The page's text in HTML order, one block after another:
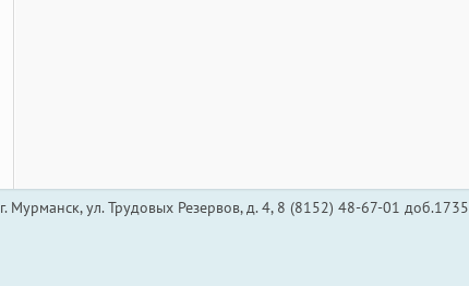
г. Мурманск, ул. Трудовых Резервов, д. 4, 8 (8152) 48-67-01 доб.1735